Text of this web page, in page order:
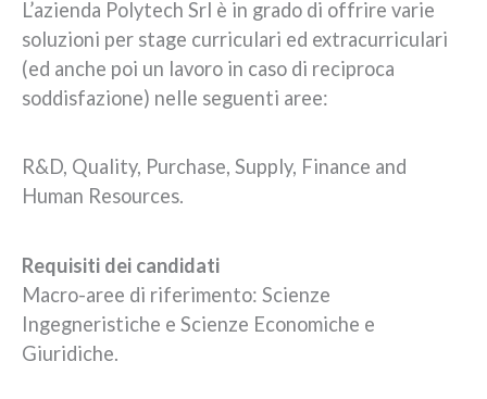
L’azienda Polytech Srl è in grado di offrire varie
soluzioni per stage curriculari ed extracurriculari
(ed anche poi un lavoro in caso di reciproca
soddisfazione) nelle seguenti aree:
R&D, Quality, Purchase, Supply, Finance and
Human Resources.
Requisiti dei candidati
Macro-aree di riferimento: Scienze
Ingegneristiche e Scienze Economiche e
Giuridiche.